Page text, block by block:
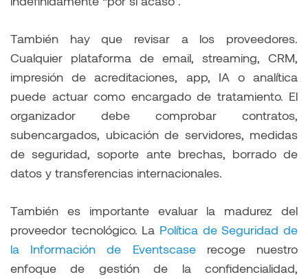
También hay que revisar a los proveedores.
Cualquier plataforma de email, streaming, CRM,
impresión de acreditaciones, app, IA o analítica
puede actuar como encargado de tratamiento. El
organizador debe comprobar contratos,
subencargados, ubicación de servidores, medidas
de seguridad, soporte ante brechas, borrado de
datos y transferencias internacionales.
También es importante evaluar la madurez del
proveedor tecnológico. La Política de Seguridad de
la Información de Eventscaserecoge nuestro
enfoque de gestión de la confidencialidad,